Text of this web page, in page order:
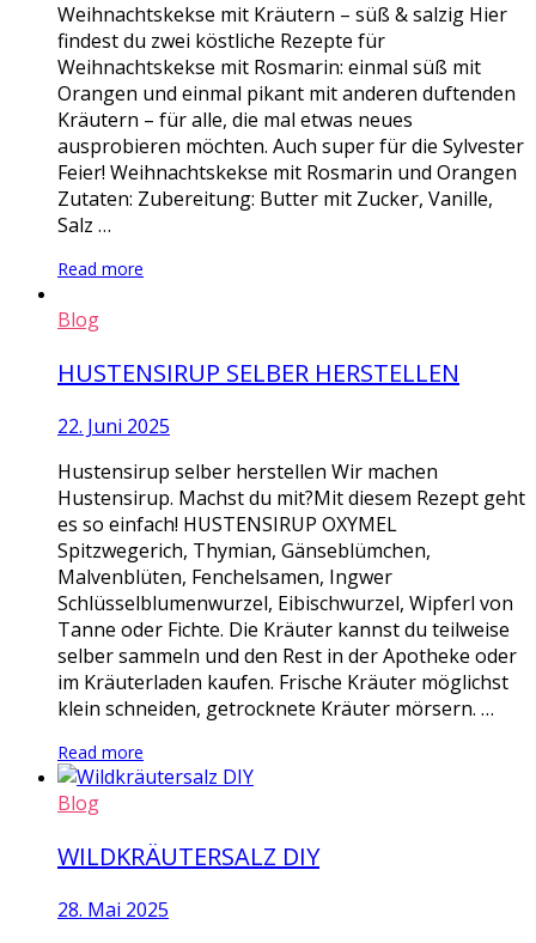
Weihnachtskekse mit Kräutern – süß & salzig Hier
findest du zwei köstliche Rezepte für
Weihnachtskekse mit Rosmarin: einmal süß mit
Orangen und einmal pikant mit anderen duftenden
Kräutern – für alle, die mal etwas neues
ausprobieren möchten. Auch super für die Sylvester
Feier! Weihnachtskekse mit Rosmarin und Orangen
Zutaten: Zubereitung: Butter mit Zucker, Vanille,
Salz …
Read more
Blog
HUSTENSIRUP SELBER HERSTELLEN
22. Juni 2025
Hustensirup selber herstellen Wir machen
Hustensirup. Machst du mit?Mit diesem Rezept geht
es so einfach! HUSTENSIRUP OXYMEL
Spitzwegerich, Thymian, Gänseblümchen,
Malvenblüten, Fenchelsamen, Ingwer
Schlüsselblumenwurzel, Eibischwurzel, Wipferl von
Tanne oder Fichte. Die Kräuter kannst du teilweise
selber sammeln und den Rest in der Apotheke oder
im Kräuterladen kaufen. Frische Kräuter möglichst
klein schneiden, getrocknete Kräuter mörsern. …
Read more
Blog
WILDKRÄUTERSALZ DIY
28. Mai 2025